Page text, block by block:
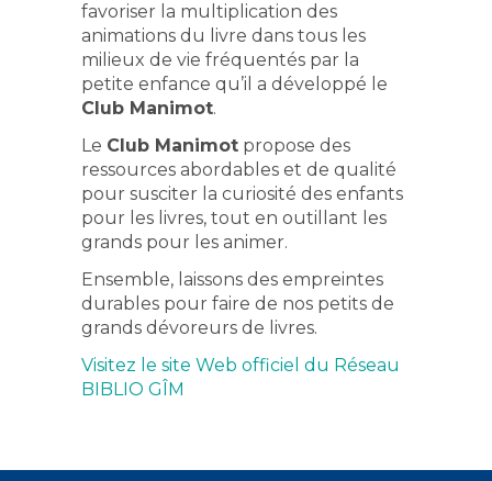
favoriser la multiplication des
animations du livre dans tous les
milieux de vie fréquentés par la
petite enfance qu’il a développé le
Club Manimot.
Le Club Manimot propose des
ressources abordables et de qualité
pour susciter la curiosité des enfants
pour les livres, tout en outillant les
grands pour les animer.
Ensemble, laissons des empreintes
durables pour faire de nos petits de
grands dévoreurs de livres.
Visitez le site Web officiel du Réseau
BIBLIO GÎM